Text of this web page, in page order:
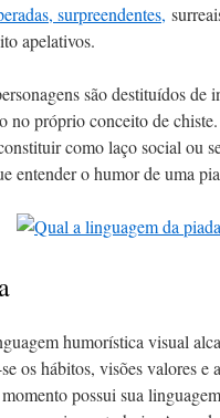
surpreendentes,
apelativos.
são destituídos
no próprio conceito de
como laço social ou
entender o humor de uma
humorística visual
os hábitos, visões valores e
possui sua